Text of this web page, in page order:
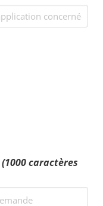
(1000 caractères